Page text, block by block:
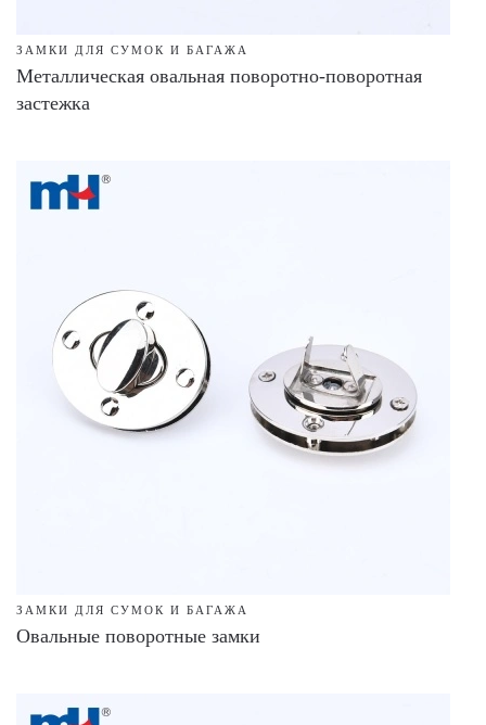
ЗАМКИ ДЛЯ СУМОК И БАГАЖА
Металлическая овальная поворотно-поворотная
застежка
ЗАМКИ ДЛЯ СУМОК И БАГАЖА
Овальные поворотные замки